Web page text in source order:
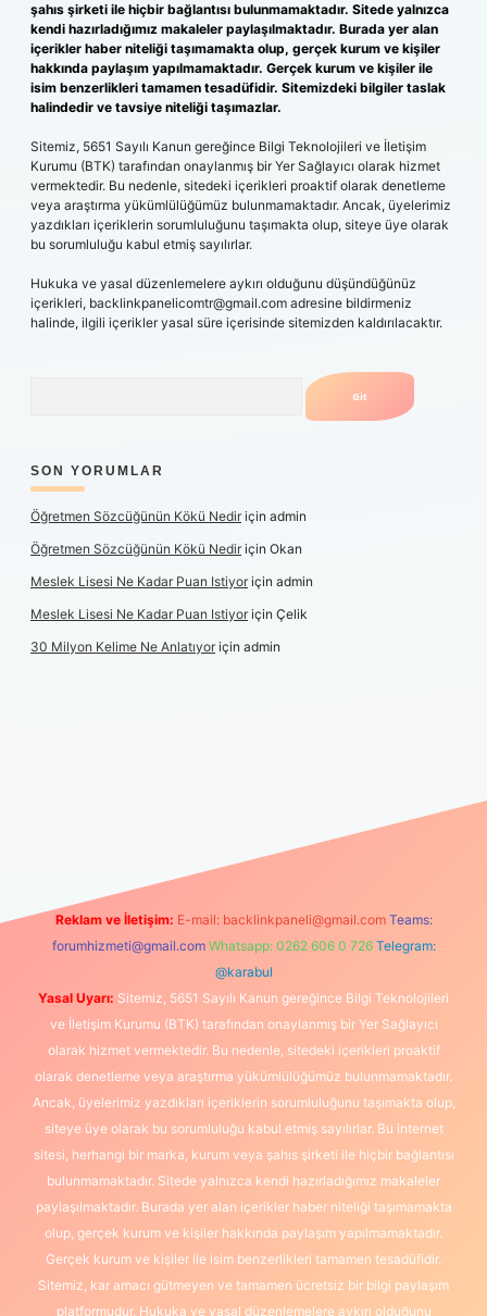
şahıs şirketi ile hiçbir bağlantısı bulunmamaktadır. Sitede yalnızca
kendi hazırladığımız makaleler paylaşılmaktadır. Burada yer alan
içerikler haber niteliği taşımamakta olup, gerçek kurum ve kişiler
hakkında paylaşım yapılmamaktadır. Gerçek kurum ve kişiler ile
isim benzerlikleri tamamen tesadüfidir. Sitemizdeki bilgiler taslak
halindedir ve tavsiye niteliği taşımazlar.
Sitemiz, 5651 Sayılı Kanun gereğince Bilgi Teknolojileri ve İletişim
Kurumu (BTK) tarafından onaylanmış bir Yer Sağlayıcı olarak hizmet
vermektedir. Bu nedenle, sitedeki içerikleri proaktif olarak denetleme
veya araştırma yükümlülüğümüz bulunmamaktadır. Ancak, üyelerimiz
yazdıkları içeriklerin sorumluluğunu taşımakta olup, siteye üye olarak
bu sorumluluğu kabul etmiş sayılırlar.
Hukuka ve yasal düzenlemelere aykırı olduğunu düşündüğünüz
içerikleri, backlinkpanelicomtr@gmail.com adresine bildirmeniz
halinde, ilgili içerikler yasal süre içerisinde sitemizden kaldırılacaktır.
SON YORUMLAR
Öğretmen Sözcüğünün Kökü Nediriçin admin
Öğretmen Sözcüğünün Kökü Nediriçin Okan
Meslek Lisesi Ne Kadar Puan Istiyoriçin admin
Meslek Lisesi Ne Kadar Puan Istiyoriçin Çelik
30 Milyon Kelime Ne Anlatıyoriçin admin
elexbetgiris.org
Reklam ve İletişim: E-mail: backlinkpaneli@gmail.com Teams:
forumhizmeti@gmail.com Whatsapp: 0262 606 0 726 Telegram:
@karabul
Yasal Uyarı: Sitemiz, 5651 Sayılı Kanun gereğince Bilgi Teknolojileri
ve İletişim Kurumu (BTK) tarafından onaylanmış bir Yer Sağlayıcı
olarak hizmet vermektedir. Bu nedenle, sitedeki içerikleri proaktif
olarak denetleme veya araştırma yükümlülüğümüz bulunmamaktadır.
Ancak, üyelerimiz yazdıkları içeriklerin sorumluluğunu taşımakta olup,
siteye üye olarak bu sorumluluğu kabul etmiş sayılırlar. Bu internet
sitesi, herhangi bir marka, kurum veya şahıs şirketi ile hiçbir bağlantısı
bulunmamaktadır. Sitede yalnızca kendi hazırladığımız makaleler
paylaşılmaktadır. Burada yer alan içerikler haber niteliği taşımamakta
olup, gerçek kurum ve kişiler hakkında paylaşım yapılmamaktadır.
Gerçek kurum ve kişiler ile isim benzerlikleri tamamen tesadüfidir.
Sitemiz, kar amacı gütmeyen ve tamamen ücretsiz bir bilgi paylaşım
platformudur. Hukuka ve yasal düzenlemelere aykırı olduğunu